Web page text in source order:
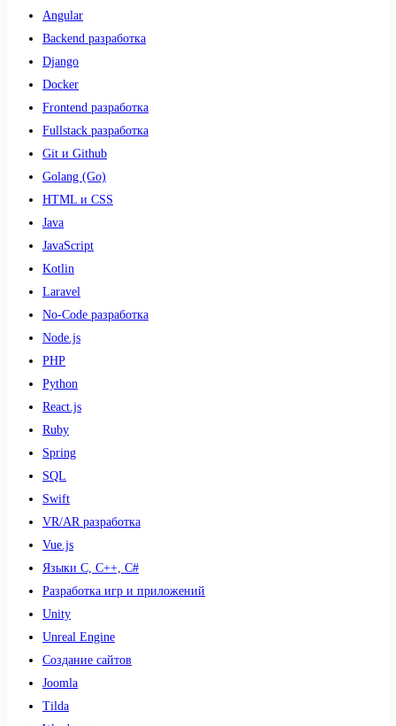
Angular
Backend разработка
Django
Docker
Frontend разработка
Fullstack разработка
Git и Github
Golang (Go)
HTML и CSS
Java
JavaScript
Kotlin
Laravel
No-Code разработка
Node.js
PHP
Python
React.js
Ruby
Spring
SQL
Swift
VR/AR разработка
Vue.js
Языки С, С++, С#
Разработка игр и приложений
Unity
Unreal Engine
Создание сайтов
Joomla
Tilda